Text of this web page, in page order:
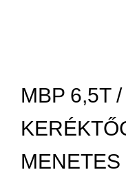
MBP 6,5T